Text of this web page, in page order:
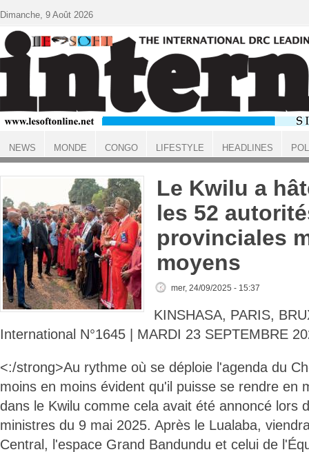
ACCUEIL
Le Kwilu a
les 52
provinciales
moyens
mer, 24/09/2025 - 15:37
KINSHASA, PARIS,
International N°1645 | MARDI 23 SEPTEMBRE
<:/strong>Au rythme où se déploie l'agenda du
moins en moins évident qu'il puisse se rendre en
dans le Kwilu comme cela avait été annoncé lors
ministres du 9 mai 2025. Après le Lualaba,
Central, l'espace Grand Bandundu et celui de
Dimanche, 9 Août 2026
NEWS MONDE CONGO LIFESTYLE HEADLINES